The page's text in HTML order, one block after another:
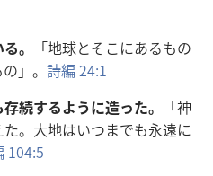
。 「地球とそこにあるもの
」。 詩編 24:1
存続するように造った。 「神
。 大地はいつまでも永遠に
104:5